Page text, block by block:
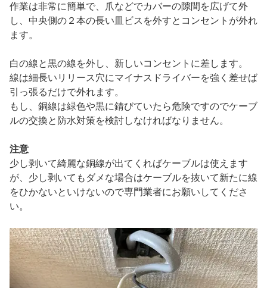
作業は非常に簡単で、爪などでカバーの隙間を広げて外
し、中央側の２本の長い皿ビスを外すとコンセントが外れ
ます。
白の線と黒の線を外し、新しいコンセントに差します。
線は細長いリリース穴にマイナスドライバーを強く差せば
引っ張るだけで外れます。
もし、銅線は緑色や黒に錆びていたら危険ですのでケーブ
ルの交換と防水対策を検討しなければなりません。
注意
少し剥いて綺麗な銅線が出てくればケーブルは使えます
が、少し剥いてもダメな場合はケーブルを抜いて新たに線
をひかないといけないので専門業者にお願いしてくださ
い。